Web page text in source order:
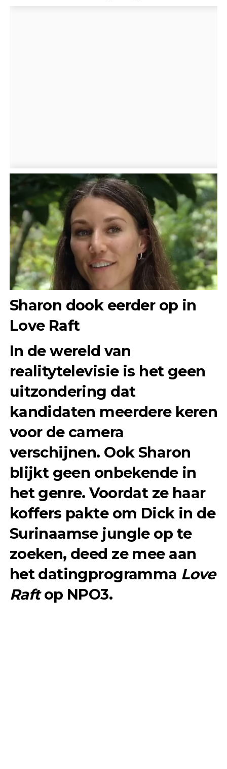
Sharon dook eerder op in
Love Raft
In de wereld van
realitytelevisie is het geen
uitzondering dat
kandidaten meerdere keren
voor de camera
verschijnen. Ook Sharon
blijkt geen onbekende in
het genre. Voordat ze haar
koffers pakte om Dick in de
Surinaamse jungle op te
zoeken, deed ze mee aan
het datingprogramma Love
Raftop NPO3.